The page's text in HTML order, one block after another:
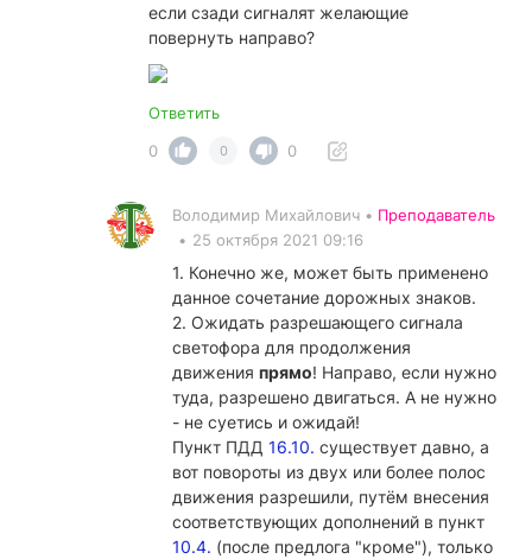
если сзади сигналят желающие
повернуть направо?
Ответить
0
0 0
Володимир Михайлович • Преподаватель
• 25 октября 2021 09:16
1. Конечно же, может быть применено
данное сочетание дорожных знаков.
2. Ожидать разрешающего сигнала
светофора для продолжения
движения прямо! Направо, если нужно
туда, разрешено двигаться. А не нужно
- не суетись и ожидай!
Пункт ПДД 16.10. существует давно, а
вот повороты из двух или более полос
движения разрешили, путём внесения
соответствующих дополнений в пункт
10.4. (после предлога "кроме"), только